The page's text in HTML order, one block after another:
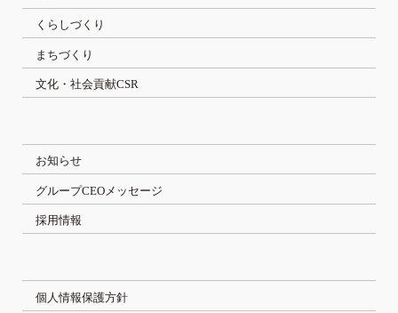
くらしづくり
まちづくり
文化・社会貢献CSR
お知らせ
グループCEOメッセージ
採用情報
個人情報保護方針